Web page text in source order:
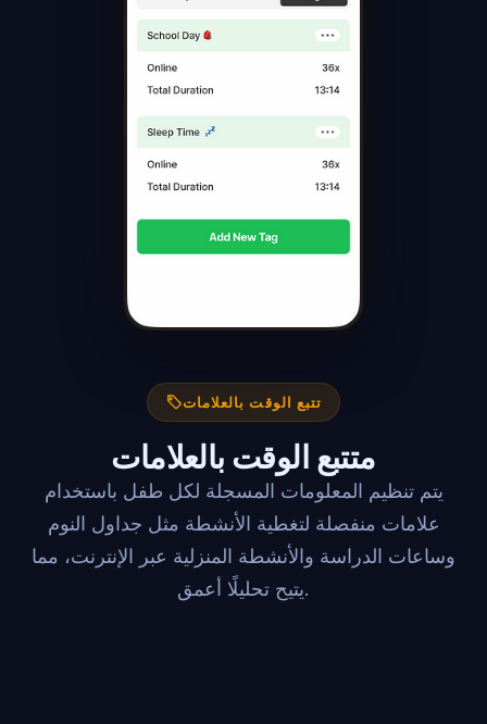
تتبع الوقت بالعلامات
متتبع الوقت بالعلامات
يتم تنظيم المعلومات المسجلة لكل طفل باستخدام
علامات منفصلة لتغطية الأنشطة مثل جداول النوم
وساعات الدراسة والأنشطة المنزلية عبر الإنترنت، مما
يتيح تحليلًا أعمق.